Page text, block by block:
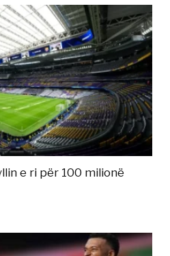
e ri për 100 milionë